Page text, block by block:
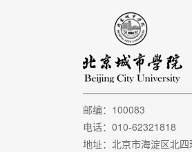
邮编：100083
电话：010-62321818
地址：北京市海淀区北